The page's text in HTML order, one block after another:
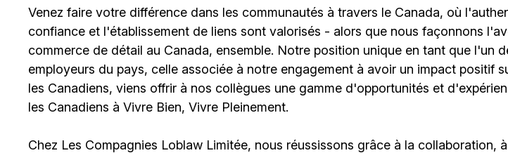
Venez faire votre différence dans les communautés à travers le Canada, où
confiance et l'établissement de liens sont valorisés - alors que nous façonnons
commerce de détail au Canada, ensemble. Notre position unique en tant que l'un
employeurs du pays, celle associée à notre engagement à avoir un impact positif
les Canadiens, viens offrir à nos collègues une gamme d'opportunités et
les Canadiens à Vivre Bien, Vivre Pleinement.
Chez Les Compagnies Loblaw Limitée, nous réussissons grâce à la collaboration,